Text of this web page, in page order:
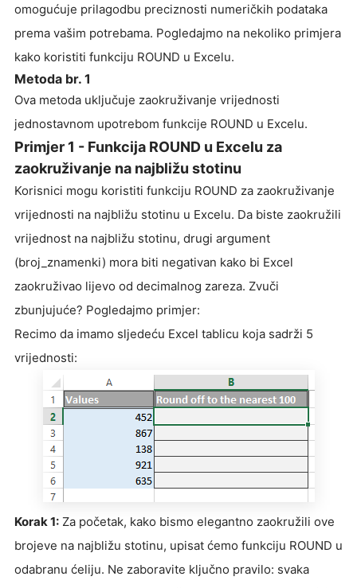
omogućuje prilagodbu preciznosti numeričkih podataka
prema vašim potrebama. Pogledajmo na nekoliko primjera
kako koristiti funkciju ROUND u Excelu.
Metoda br. 1
Ova metoda uključuje zaokruživanje vrijednosti
jednostavnom upotrebom funkcije ROUND u Excelu.
Primjer 1 - Funkcija ROUND u Excelu za
zaokruživanje na najbližu stotinu
Korisnici mogu koristiti funkciju ROUND za zaokruživanje
vrijednosti na najbližu stotinu u Excelu. Da biste zaokružili
vrijednost na najbližu stotinu, drugi argument
(broj_znamenki) mora biti negativan kako bi Excel
zaokruživao lijevo od decimalnog zareza. Zvuči
zbunjujuće? Pogledajmo primjer:
Recimo da imamo sljedeću Excel tablicu koja sadrži 5
vrijednosti:
Korak 1: Za početak, kako bismo elegantno zaokružili ove
brojeve na najbližu stotinu, upisat ćemo funkciju ROUND u
odabranu ćeliju. Ne zaboravite ključno pravilo: svaka